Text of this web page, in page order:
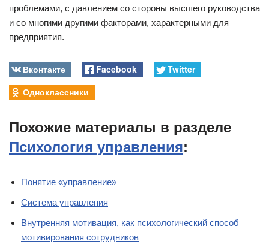
проблемами, с давлением со стороны высшего руководства
и со многими другими факторами, характерными для
предприятия.
Вконтакте Facebook
Twitter
Одноклассники
Похожие материалы в разделе
Психология управления:
Понятие «управление»
Система управления
Внутренняя мотивация, как психологический способ
мотивирования сотрудников